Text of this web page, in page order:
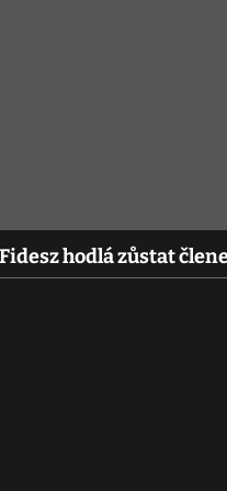
hodlá zůstat